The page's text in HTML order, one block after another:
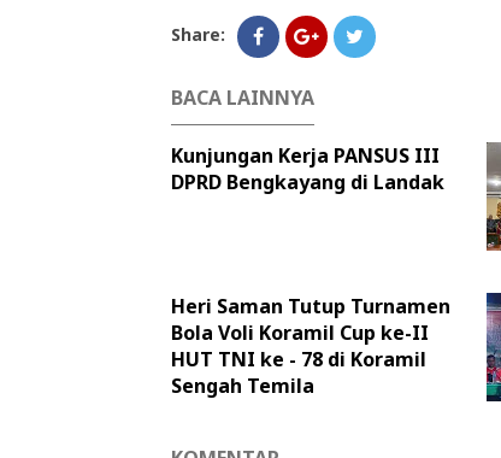
Share:
BACA LAINNYA
Kunjungan Kerja PANSUS III
DPRD Bengkayang di Landak
Heri Saman Tutup Turnamen
Bola Voli Koramil Cup ke-II
HUT TNI ke - 78 di Koramil
Sengah Temila